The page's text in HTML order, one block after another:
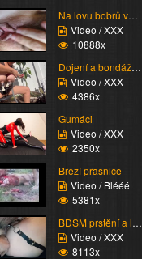
Na lovu bobrů vol.76
Video / XXX
10888x
Dojení a bondáž vemen
Video / XXX
4386x
Gumáci
Video / XXX
2350x
Březí prasnice
Video / Blééé
5381x
BDSM prstění a lízání ...
Video / XXX
8113x